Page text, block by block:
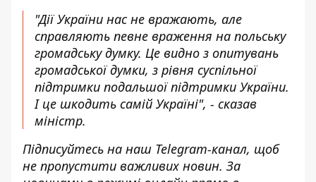
"Дії України нас не вражають, але
справляють певне враження на польську
громадську думку. Це видно з опитувань
громадської думки, з рівня суспільної
підтримки подальшої підтримки України.
І це шкодить самій Україні", - сказав
міністр.
Підписуйтесь на наш Telegram-канал, щоб
не пропустити важливих новин. За